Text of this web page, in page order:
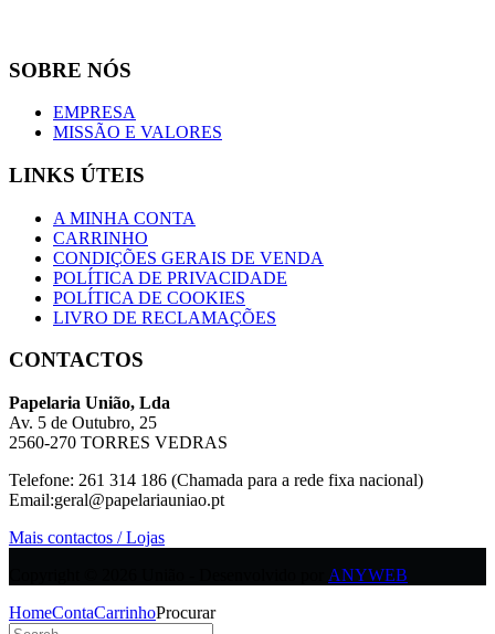
SOBRE NÓS
EMPRESA
MISSÃO E VALORES
LINKS ÚTEIS
A MINHA CONTA
CARRINHO
CONDIÇÕES GERAIS DE VENDA
POLÍTICA DE PRIVACIDADE
POLÍTICA DE COOKIES
LIVRO DE RECLAMAÇÕES
CONTACTOS
Papelaria União, Lda
Av. 5 de Outubro, 25
2560-270 TORRES VEDRAS
Telefone: 261 314 186 (Chamada para a rede fixa nacional)
Email:geral@papelariauniao.pt
Mais contactos / Lojas
ANYWEB
HomeContaCarrinhoProcurar